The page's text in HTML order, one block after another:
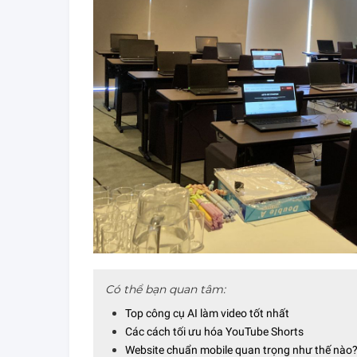
Có thể bạn quan tâm:
Top công cụ AI làm video tốt nhất
Các cách tối ưu hóa YouTube Shorts
Website chuẩn mobile quan trọng như thế nào?